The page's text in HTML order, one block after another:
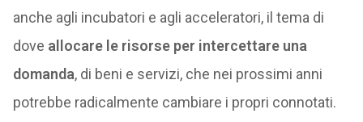
anche agli incubatori e agli acceleratori, il tema di
dove allocare le risorse per intercettare una
domanda, di beni e servizi, che nei prossimi anni
potrebbe radicalmente cambiare i propri connotati.